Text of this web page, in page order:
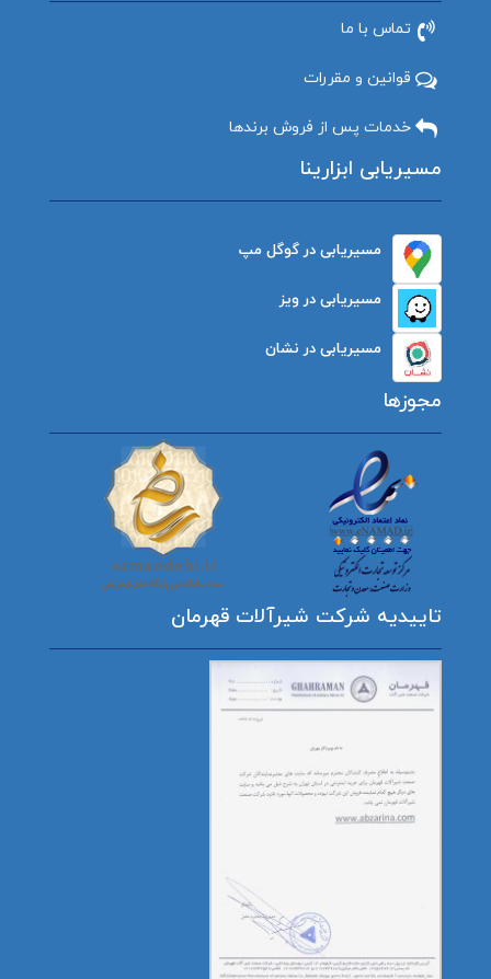
تماس با ما
قوانین و مقررات
خدمات پس از فروش برندها
مسیریابی ابزارینا
مسیریابی در گوگل مپ
مسیریابی در ویز
مسیریابی در نشان
مجوزها
تاییدیه شرکت شیرآلات قهرمان